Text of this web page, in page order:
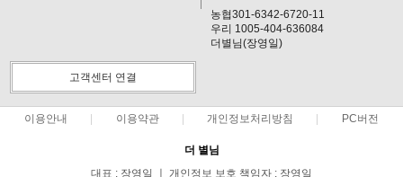
농협301-6342-6720-11
우리 1005-404-636084
더별님(장영일)
고객센터 연결
이용안내 이용약관 개인정보처리방침 PC버전
더 별님
대표 : 장영일 ㅣ 개인정보 보호 책임자 : 장영일